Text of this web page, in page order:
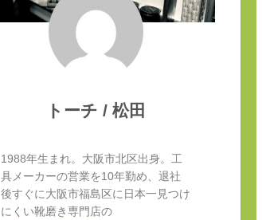
トーチ / 松田
1988年生まれ。大阪市北区出身。工
具メーカーの営業を10年勤め、退社
後すぐに大阪市福島区に日本一見つけ
にくい靴磨き専門店の